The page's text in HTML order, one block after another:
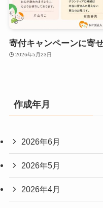
寄付キャンペーンに寄
2026年5月23日
作成年月
2026年6月
2026年5月
2026年4月